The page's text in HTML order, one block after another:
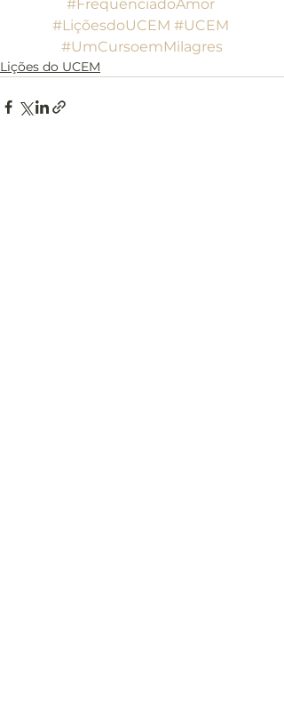
#FrequênciadoAmor
#LiçõesdoUCEM #UCEM
#UmCursoemMilagres
Lições do UCEM